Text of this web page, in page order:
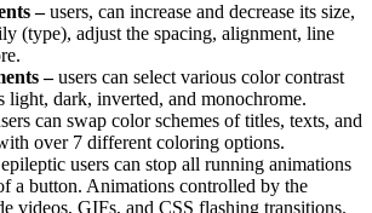
–users, can increase and decrease its size,
(type), adjust the spacing, alignment, line
–users can select various color contrast
light, dark, inverted, and monochrome.
can swap color schemes of titles, texts, and
over 7 different coloring options.
users can stop all running animations
a button. Animations controlled by the
videos, GIFs, and CSS flashing transitions.